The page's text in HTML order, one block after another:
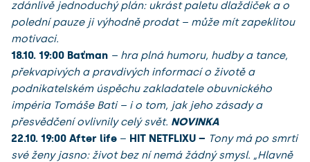
zdánlivě jednoduchý plán: ukrást paletu dlaždiček a o
polední pauze ji výhodně prodat – může mít zapeklitou
motivaci.
18.10. 19:00 Baťman – hra plná humoru, hudby a tance,
překvapivých a pravdivých informací o životě a
podnikatelském úspěchu zakladatele obuvnického
impéria Tomáše Bati – i o tom, jak jeho zásady a
přesvědčení ovlivnily celý svět. NOVINKA
22.10. 19:00 After life – HIT NETFLIXU – Tony má po smrti
své ženy jasno: život bez ní nemá žádný smysl. „Hlavně